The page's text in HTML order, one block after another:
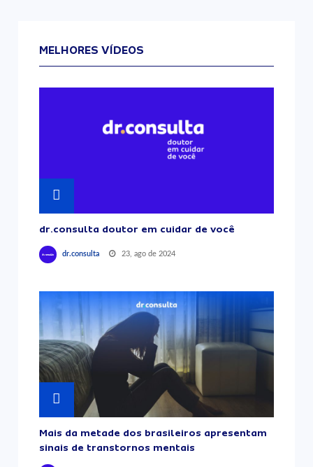
MELHORES VÍDEOS
dr.consulta doutor em cuidar de você
dr.consulta 23, ago de 2024
Mais da metade dos brasileiros apresentam
sinais de transtornos mentais